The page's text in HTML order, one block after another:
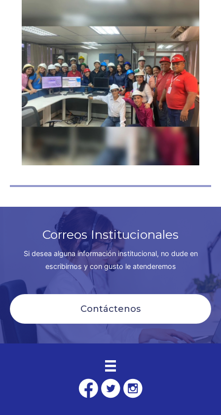
Correos Institucionales
Si desea alguna información institucional, no dude en
escribirnos y con gusto le atenderemos
Contáctenos